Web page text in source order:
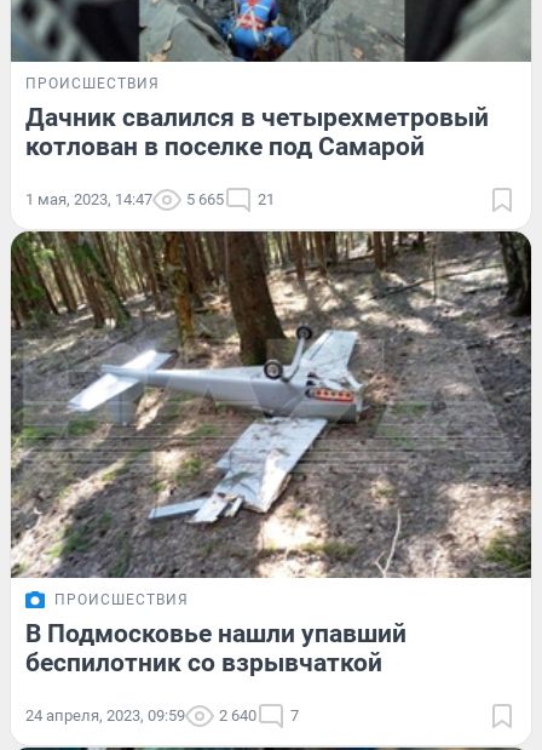
ПРОИСШЕСТВИЯ
Дачник свалился в четырехметровый
котлован в поселке под Самарой
1 мая, 2023, 14:47 5 665 21
ПРОИСШЕСТВИЯ
В Подмосковье нашли упавший
беспилотник со взрывчаткой
24 апреля, 2023, 09:59 2 640 7